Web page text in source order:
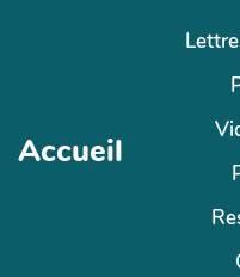
Aller au contenu
Accueil